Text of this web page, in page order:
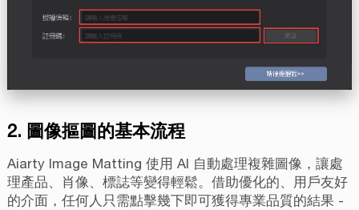
2. 圖像摳圖的基本流程
Aiarty Image Matting 使用 AI 自動處理複雜圖像，讓處
理產品、肖像、標誌等變得輕鬆。借助優化的、用戶友好
的介面，任何人只需點擊幾下即可獲得專業品質的結果 -